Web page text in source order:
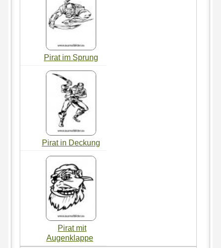
Pirat im Sprung
Pirat in Deckung
Pirat mit
Augenklappe